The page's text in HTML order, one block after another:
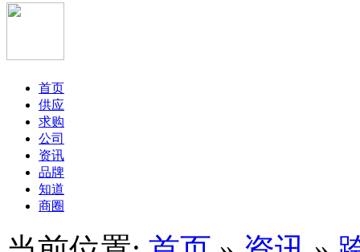
首页
供应
求购
公司
资讯
品牌
知道
商圈